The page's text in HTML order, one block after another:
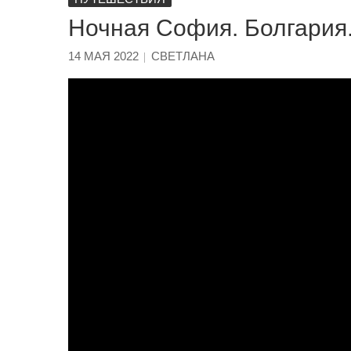
Ночная София.
14 МАЯ 2022 СВЕТЛАНА